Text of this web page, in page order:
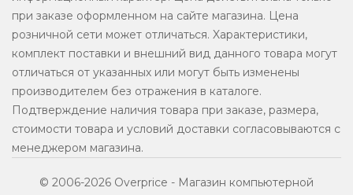
при заказе оформленном на сайте магазина. Цена
розничной сети может отличаться. Xарактеристики,
комплект поставки и внешний вид данного товара могут
отличаться от указанных или могут быть изменены
производителем без отражения в каталоге.
Подтверждение наличия товара при заказе, размера,
стоимости товара и условий доставки согласовываются с
менеджером магазина.
© 2006-2026 Overprice - Магазин компьютерной